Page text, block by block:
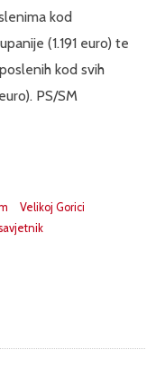
kod
(1.191 euro) te
kod svih
PS/SM
Velikoj Gorici